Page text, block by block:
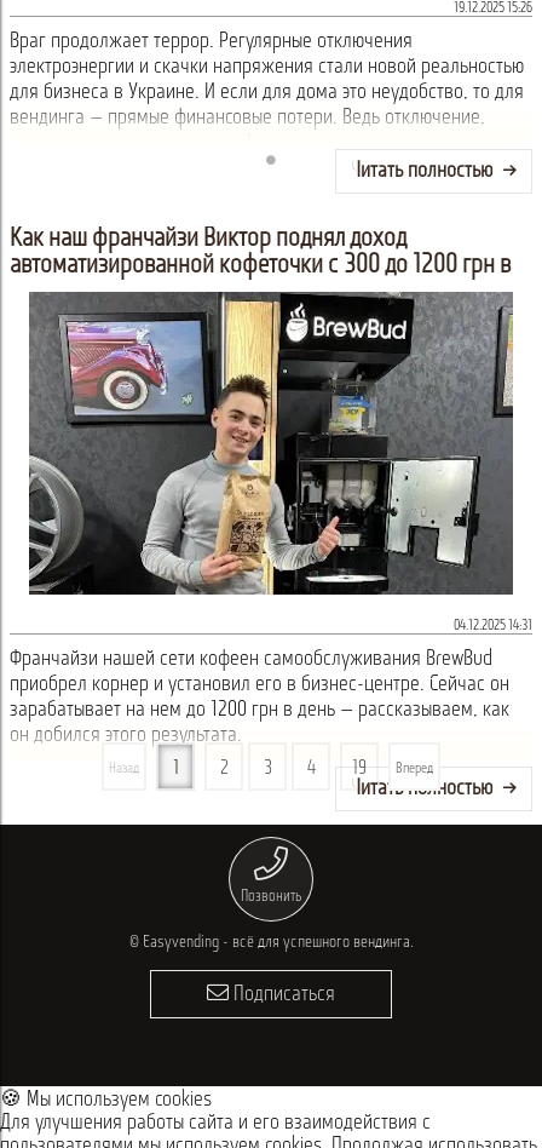
19.12.2025 15:26
Враг продолжает террор. Регулярные отключения
электроэнергии и скачки напряжения стали новой реальностью
для бизнеса в Украине. И если для дома это неудобство, то для
вендинга — прямые финансовые потери. Ведь отключение,
Читать полностью
Как наш франчайзи Виктор поднял доход
автоматизированной кофеточки с 300 до 1200 грн в
день
04.12.2025 14:31
Франчайзи нашей сети кофеен самообслуживания BrewBud
приобрел корнер и установил его в бизнес-центре. Сейчас он
зарабатывает на нем до 1200 грн в день — рассказываем, как
он добился этого результата.
Читать полностью
Назад 2 3 4 19 Вперед
Позвонить
© Easyvending - всё для успешного вендинга.
Подписаться
🍪 Мы используем cookies
Для улучшения работы сайта и его взаимодействия с